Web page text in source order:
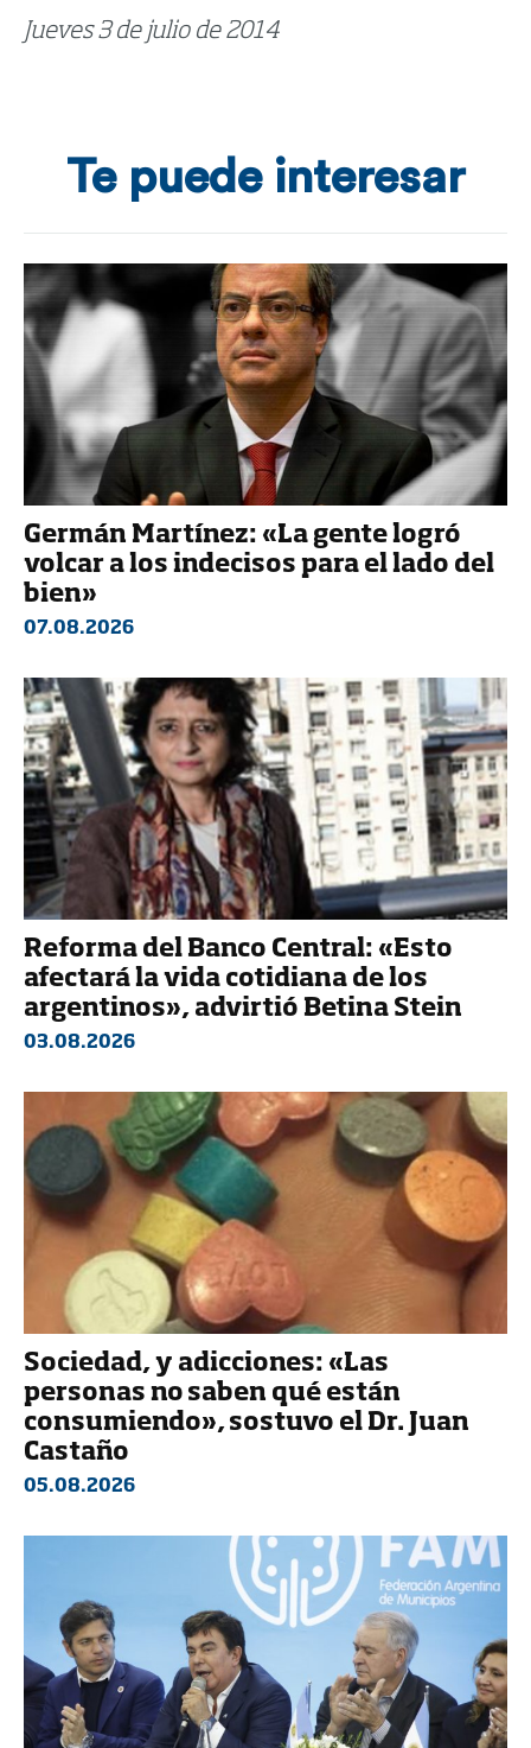
Jueves 3 de julio de 2014
Te puede interesar
Germán Martínez: «La gente logró
volcar a los indecisos para el lado del
bien»
07.08.2026
Reforma del Banco Central: «Esto
afectará la vida cotidiana de los
argentinos», advirtió Betina Stein
03.08.2026
Sociedad, y adicciones: «Las
personas no saben qué están
consumiendo», sostuvo el Dr. Juan
Castaño
05.08.2026